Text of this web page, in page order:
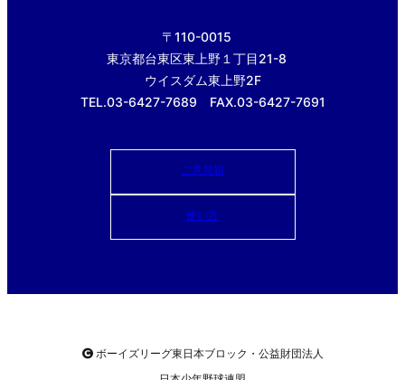
〒110-0015
東京都台東区東上野１丁目21-8
ウイスダム東上野2F
TEL.03-6427-7689 FAX.03-6427-7691
ご意見箱
使い方
ボーイズリーグ東日本ブロック・公益財団法人